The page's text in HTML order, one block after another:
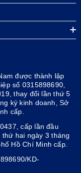
được thành lập
số 0315898690,
thay đổi lần thứ 5
ký kinh doanh, Sở
cấp.
cấp lần đầu
hai ngày 3 tháng
Hồ Chí Minh cấp.
KD-